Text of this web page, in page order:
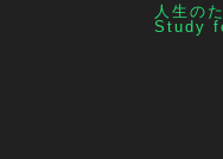
人生の
Study